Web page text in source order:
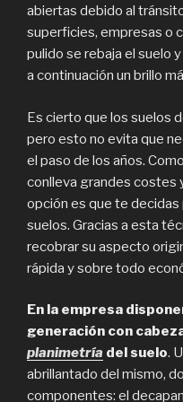
abiertas debido al
superficies, empresas o
pulido se rebaja el suelo
a continuación un brillo
Es cierto que los suelos
pero esto no evita que
el paso de los años.
conlleva grandes costes
opción es que te decidas
suelos. Gracias a esta
recobrar su aspecto
rápida y sobre todo
En la empresa
generación con
planimetría del suelo.
abrillantado del mismo,
componentes: el